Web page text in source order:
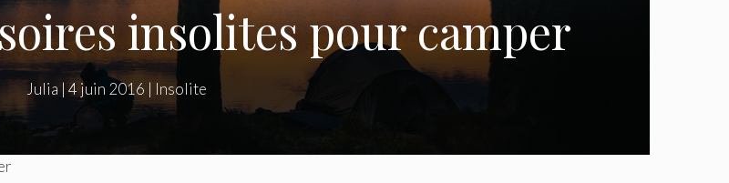
insolites pour camper
Julia | 4 juin 2016 | Insolite